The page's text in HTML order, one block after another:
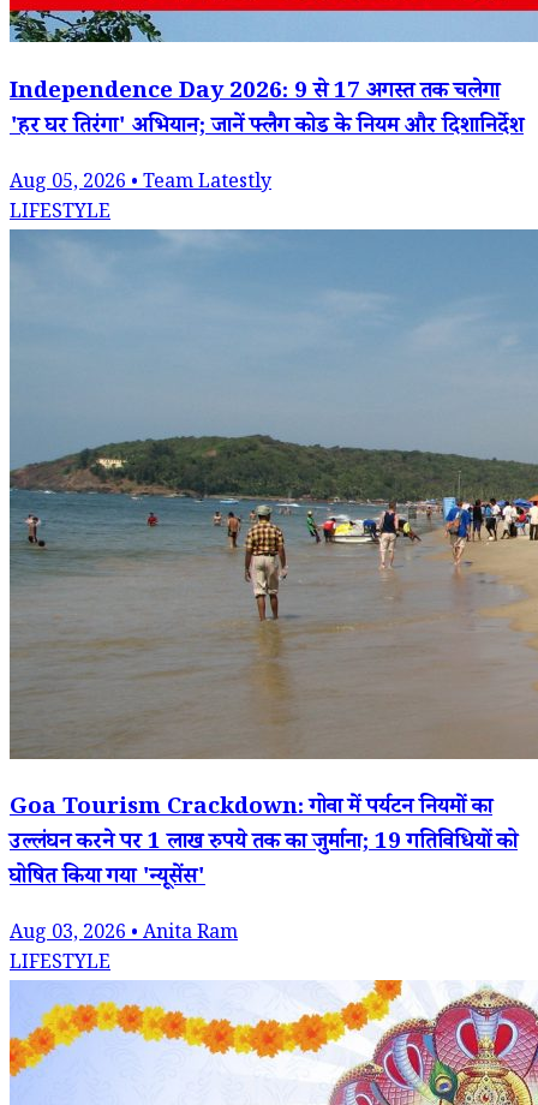
Independence Day 2026: 9 से 17 अगस्त तक चलेगा
'हर घर तिरंगा' अभियान; जानें फ्लैग कोड के नियम और दिशानिर्देश
Aug 05, 2026 • Team Latestly
LIFESTYLE
Goa Tourism Crackdown: गोवा में पर्यटन नियमों का
उल्लंघन करने पर 1 लाख रुपये तक का जुर्माना; 19 गतिविधियों को
घोषित किया गया 'न्यूसेंस'
Aug 03, 2026 • Anita Ram
LIFESTYLE